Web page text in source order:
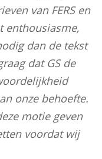
van FERS en
enthousiasme,
dan de tekst
dat GS de
onze behoefte.
motie geven
voordat wij